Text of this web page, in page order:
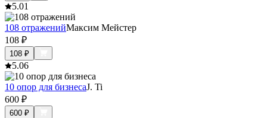
5.01
108 отраженийМаксим Мейстер
108 ₽
108 ₽
5.06
10 опор для бизнесаJ. Ti
600 ₽
600 ₽